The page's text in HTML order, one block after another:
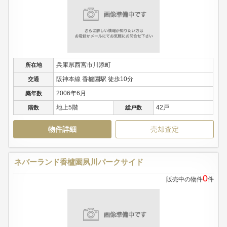
所在地 兵庫県西宮市川添町
交通 阪神本線 香櫨園駅 徒歩10分
築年数 2006年6月
階数 地上5階 総戸数 42戸
物件詳細 売却査定
ネバーランド香櫨園夙川パークサイド
販売中の物件0件